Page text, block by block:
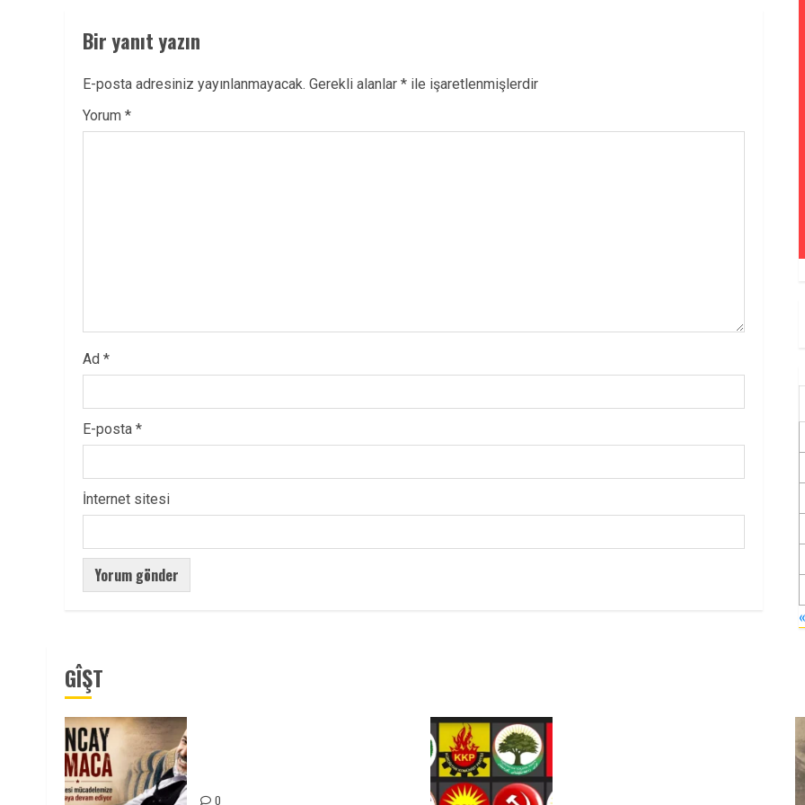
Bir yanıt yazın
E-posta adresiniz yayınlanmayacak. Gerekli alanlar * ile işaretlenmişlerdir
Yorum *
Ad *
E-posta *
İnternet sitesi
GÎŞT
0